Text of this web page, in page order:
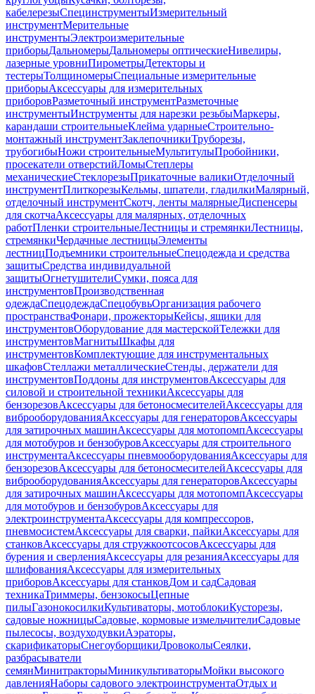
кабелерезыСпецинструментыИзмерительный
инструментМерительные
инструментыЭлектроизмерительные
приборыДальномерыДальномеры оптическиеНивелиры,
лазерные уровниПирометрыДетекторы и
тестерыТолщиномерыСпециальные измерительные
приборыАксессуары для измерительных
приборовРазметочный инструментРазметочные
инструментыИнструменты для нарезки резьбыМаркеры,
карандаши строительныеКлейма ударныеСтроительно-
монтажный инструментЗаклепочникиТруборезы,
трубогибыНожи строительныеМультитулыПробойники,
просекатели отверстийЛомыСтеплеры
механическиеСтеклорезыПрикаточные валикиОтделочный
инструментПлиткорезыКельмы, шпатели, гладилкиМалярный,
отделочный инструментСкотч, ленты малярныеДиспенсеры
для скотчаАксессуары для малярных, отделочных
работПленки строительныеЛестницы и стремянкиЛестницы,
стремянкиЧердачные лестницыЭлементы
лестницПодъемники строительныеСпецодежда и средства
защитыСредства индивидуальной
защитыОгнетушителиСумки, пояса для
инструментовПроизводственная
одеждаСпецодеждаСпецобувьОрганизация рабочего
пространстваФонари, прожекторыКейсы, ящики для
инструментовОборудование для мастерскойТележки для
инструментовМагнитыШкафы для
инструментовКомплектующие для инструментальных
шкафовСтеллажи металлическиеСтенды, держатели для
инструментовПоддоны для инструментовАксессуары для
силовой и строительной техникиАксессуары для
бензорезовАксессуары для бетоносмесителейАксессуары для
виброоборудованияАксессуары для генераторовАксессуары
для затирочных машинАксессуары для мотопомпАксессуары
для мотобуров и бензобуровАксессуары для строительного
инструментаАксессуары пневмооборудованияАксессуары для
бензорезовАксессуары для бетоносмесителейАксессуары для
виброоборудованияАксессуары для генераторовАксессуары
для затирочных машинАксессуары для мотопомпАксессуары
для мотобуров и бензобуровАксессуары для
электроинструментаАксессуары для компрессоров,
пневмосистемАксессуары для сварки, пайкиАксессуары для
станковАксессуары для стружкоотсосовАксессуары для
бурения и сверленияАксессуары для резанияАксессуары для
шлифованияАксессуары для измерительных
приборовАксессуары для станковДом и садСадовая
техникаТриммеры, бензокосыЦепные
пилыГазонокосилкиКультиваторы, мотоблокиКусторезы,
садовые ножницыСадовые, кормовые измельчителиСадовые
пылесосы, воздуходувкиАэраторы,
скарификаторыСнегоуборщикиДровоколыСеялки,
разбрасыватели
семянМинитракторыМиникультиваторыМойки высокого
давленияНаборы садового электроинструментаОтдых и